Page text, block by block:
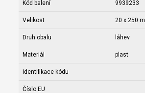
Kód balení 9939233
Velikost 20 x 250 ml
Druh obalu láhev
Materiál plast
Identifikace kódu
Číslo EU